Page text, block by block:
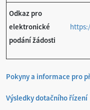
Odkaz pro
elektronické
podání žádosti
Pokyny a informace pro
Výsledky dotačního řízení